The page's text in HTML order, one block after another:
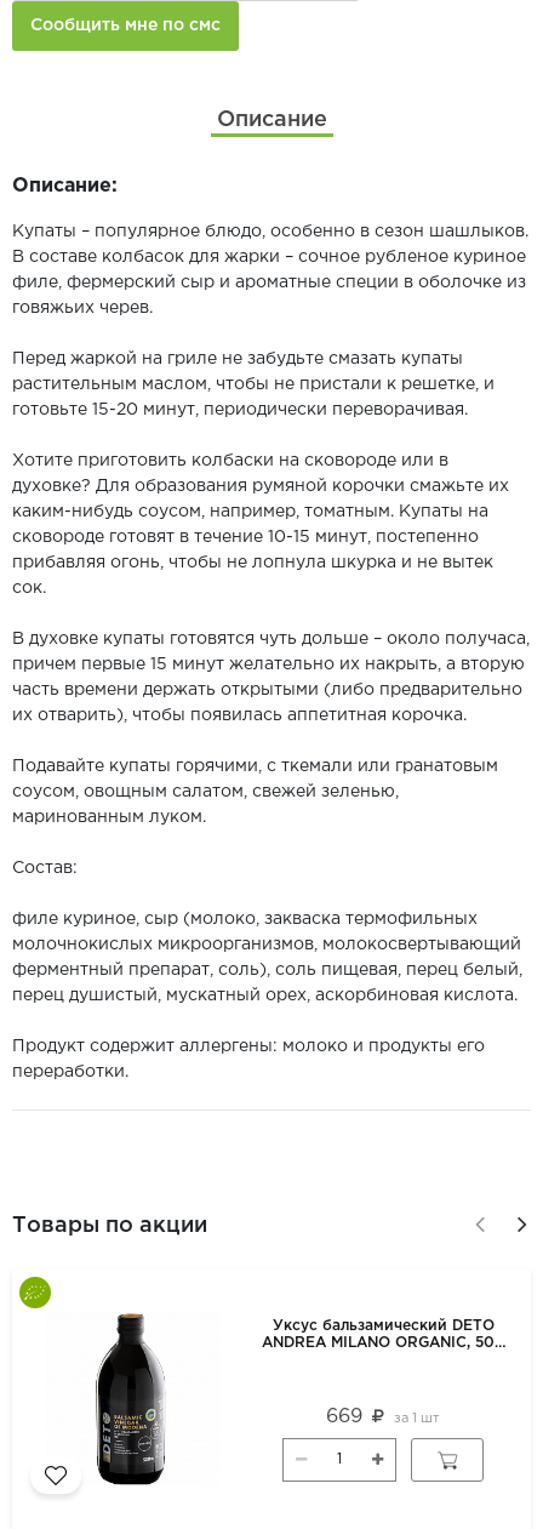
Описание
Описание:
Купаты – популярное блюдо, особенно в сезон шашлыков.
В составе колбасок для жарки – сочное рубленое куриное
филе, фермерский сыр и ароматные специи в оболочке из
говяжьих черев.
Перед жаркой на гриле не забудьте смазать купаты
растительным маслом, чтобы не пристали к решетке, и
готовьте 15-20 минут, периодически переворачивая.
Хотите приготовить колбаски на сковороде или в
духовке? Для образования румяной корочки смажьте их
каким-нибудь соусом, например, томатным. Купаты на
сковороде готовят в течение 10-15 минут, постепенно
прибавляя огонь, чтобы не лопнула шкурка и не вытек
сок.
В духовке купаты готовятся чуть дольше – около получаса,
причем первые 15 минут желательно их накрыть, а вторую
часть времени держать открытыми (либо предварительно
их отварить), чтобы появилась аппетитная корочка.
Подавайте купаты горячими, с ткемали или гранатовым
соусом, овощным салатом, свежей зеленью,
маринованным луком.
Состав:
филе куриное, сыр (молоко, закваска термофильных
молочнокислых микроорганизмов, молокосвертывающий
ферментный препарат, соль), соль пищевая, перец белый,
перец душистый, мускатный орех, аскорбиновая кислота.
Продукт содержит аллергены: молоко и продукты его
переработки.
Товары по акции
Уксус бальзамический DETO
ANDREA MILANO ORGANIC, 500
669 за 1 шт